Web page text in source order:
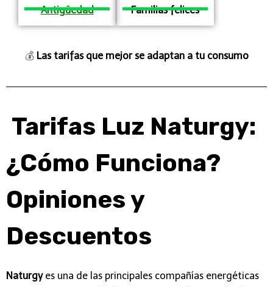
Antigüedad Familias felices
💰 Las tarifas que mejor se adaptan a tu consumo
Tarifas Luz Naturgy:
¿Cómo Funciona?
Opiniones y
Descuentos
Naturgyes una de las principales compañías energéticas